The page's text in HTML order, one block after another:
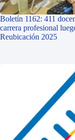
Boletín 1162: 411
carrera profesional
Reubicación 2025